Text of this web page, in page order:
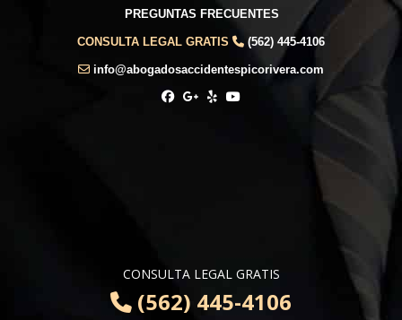
PREGUNTAS FRECUENTES
CONSULTA LEGAL GRATIS (562) 445-4106
info@abogadosaccidentespicorivera.com
CONSULTA LEGAL GRATIS
(562) 445-4106